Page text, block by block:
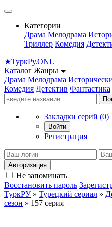
Категории
Драма Мелодрама
Триллер Комедия
★ТуркРу.ONL
Каталог Жанры
Драма Мелодрама
Комедия Детектив Фантастика
Закладки серий (0)
Войти
Регистрация
Авторизация
Не запоминать
Восстановить пароль
ТуркРУ» Турецкий сериал »
сезон » 157 серия